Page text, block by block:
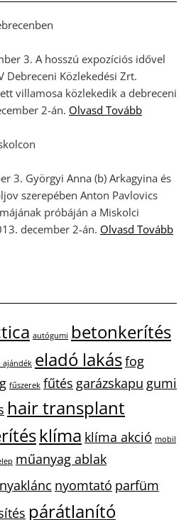
3. A hosszú expozíciós idővel
Debreceni Közlekedési Zrt.
villamosa közlekedik a debreceni
2-án. Olvasd Tovább
3. Györgyi Anna (b) Arkagyina és
szerepében Anton Pavlovics
próbáján a Miskolci
december 2-án. Olvasd Tovább
autógumi betonkerítés
ajándék eladó lakásfog
fűszerek fűtés garázskapu gumi
hair transplant
klíma klíma akció mobil
műanyag ablak
nyaklánc nyomtató parfüm
párátlanító